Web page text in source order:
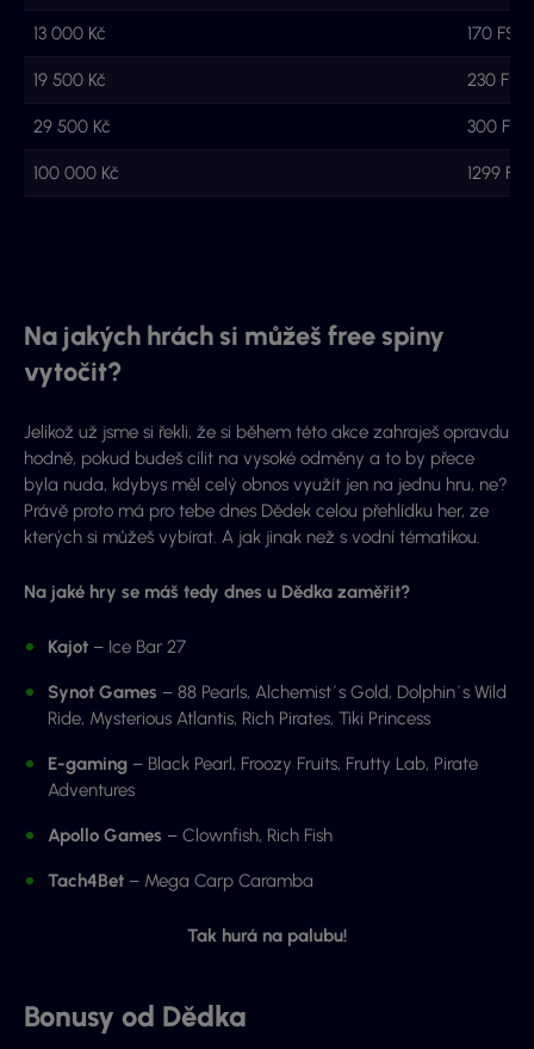
13 000 Kč 170 FS
19 500 Kč 230 FS
29 500 Kč 300 FS
100 000 Kč 1299 FS
Na jakých hrách si můžeš free spiny
vytočit?
Jelikož už jsme si řekli, že si během této akce zahraješ opravdu
hodně, pokud budeš cílit na vysoké odměny a to by přece
byla nuda, kdybys měl celý obnos využít jen na jednu hru, ne?
Právě proto má pro tebe dnes Dědek celou přehlídku her, ze
kterých si můžeš vybírat. A jak jinak než s vodní tématikou.
Na jaké hry se máš tedy dnes u Dědka zaměřit?
Kajot – Ice Bar 27
Synot Games – 88 Pearls, Alchemist´s Gold, Dolphin´s Wild
Ride, Mysterious Atlantis, Rich Pirates, Tiki Princess
E-gaming – Black Pearl, Froozy Fruits, Frutty Lab, Pirate
Adventures
Apollo Games – Clownfish, Rich Fish
Tach4Bet – Mega Carp Caramba
Tak hurá na palubu!
Bonusy od Dědka